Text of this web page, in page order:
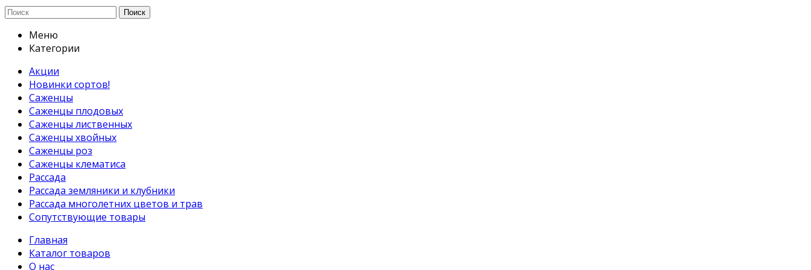
Поиск
Меню
Категории
Акции
Новинки сортов!
Саженцы
Саженцы плодовых
Саженцы лиственных
Саженцы хвойных
Саженцы роз
Саженцы клематиса
Рассада
Рассада земляники и клубники
Рассада многолетних цветов и трав
Сопутствующие товары
Главная
Каталог товаров
О нас